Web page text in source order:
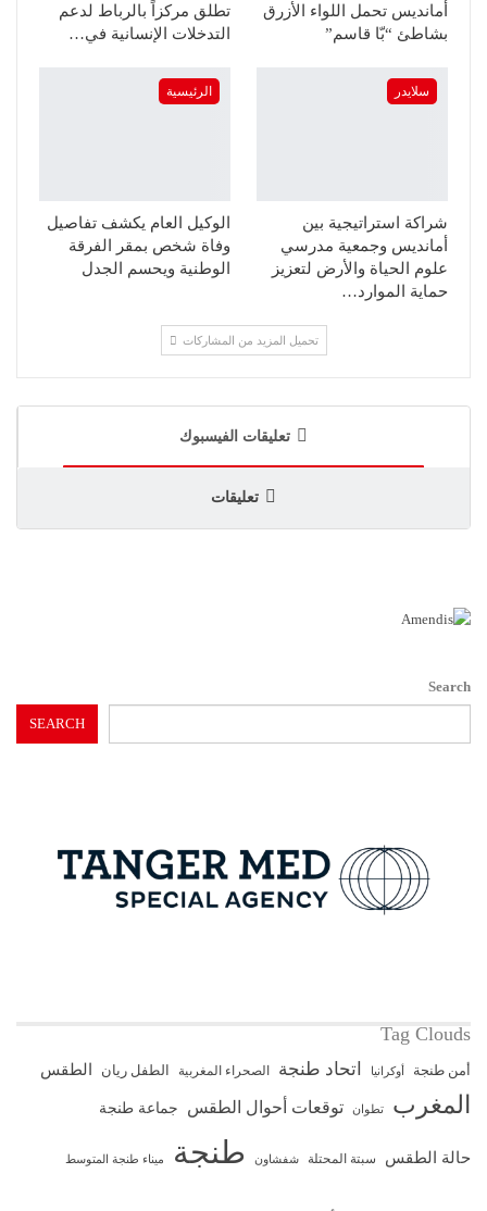
أمانديس تحمل اللواء الأزرق
بشاطئ “بّا قاسم”
تطلق مركزاً بالرباط لدعم
التدخلات الإنسانية في…
سلايدر
شراكة استراتيجية بين
أمانديس وجمعية مدرسي
علوم الحياة والأرض لتعزيز
حماية الموارد…
الرئيسية
الوكيل العام يكشف تفاصيل
وفاة شخص بمقر الفرقة
الوطنية ويحسم الجدل
تحميل المزيد من المشاركات
تعليقات الفيسبوك
تعليقات
Search
SEARCH
Tag Clouds
أمن طنجة أوكرانيا اتحاد طنجة الصحراء المغربية الطفل ريان الطقس
المغرب تطوان توقعات أحوال الطقس جماعة طنجة
حالة الطقس سبتة المحتلة شفشاون طنجة ميناء طنجة المتوسط